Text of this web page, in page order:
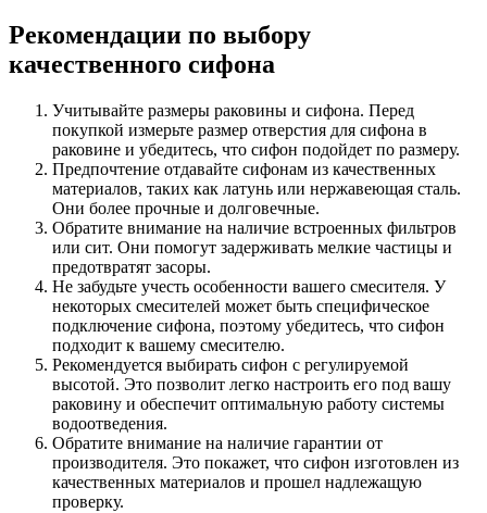
Рекомендации по выбору
качественного сифона
Учитывайте размеры раковины и сифона. Перед
покупкой измерьте размер отверстия для сифона в
раковине и убедитесь, что сифон подойдет по размеру.
Предпочтение отдавайте сифонам из качественных
материалов, таких как латунь или нержавеющая сталь.
Они более прочные и долговечные.
Обратите внимание на наличие встроенных фильтров
или сит. Они помогут задерживать мелкие частицы и
предотвратят засоры.
Не забудьте учесть особенности вашего смесителя. У
некоторых смесителей может быть специфическое
подключение сифона, поэтому убедитесь, что сифон
подходит к вашему смесителю.
Рекомендуется выбирать сифон с регулируемой
высотой. Это позволит легко настроить его под вашу
раковину и обеспечит оптимальную работу системы
водоотведения.
Обратите внимание на наличие гарантии от
производителя. Это покажет, что сифон изготовлен из
качественных материалов и прошел надлежащую
проверку.